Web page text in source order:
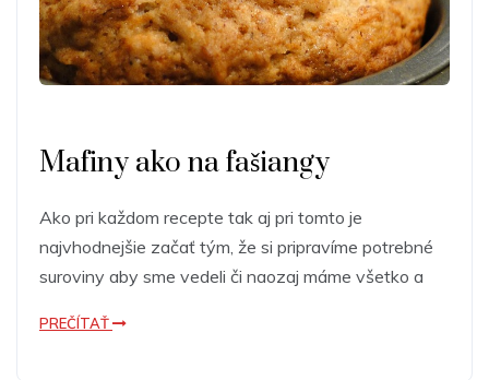
Mafiny ako na fašiangy
Ako pri každom recepte tak aj pri tomto je
najvhodnejšie začať tým, že si pripravíme potrebné
suroviny aby sme vedeli či naozaj máme všetko a
PREČÍTAŤ